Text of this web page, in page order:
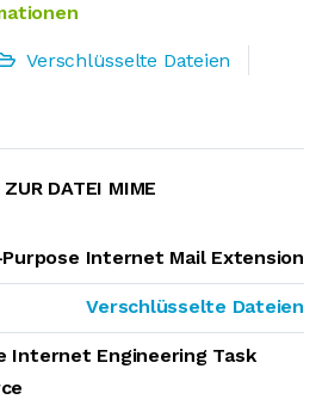
Verschlüsselte Dateien
DATEI MIME
Internet Mail Extension
Verschlüsselte Dateien
Internet Engineering Task